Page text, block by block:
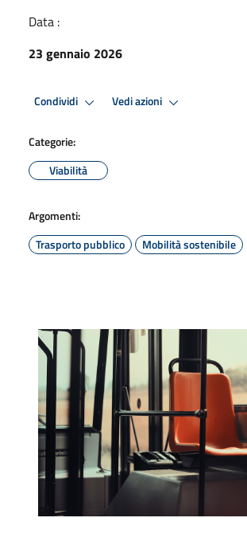
Data :
23 gennaio 2026
Condividi Vedi azioni
Categorie:
Viabilità
Argomenti:
Trasporto pubblico
Mobilità sostenibile